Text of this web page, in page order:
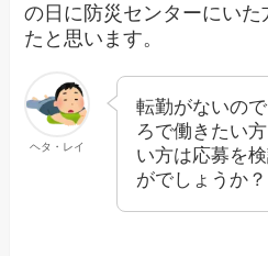
の日に防災センターにい
たと思います。
ヘタ・レイ
転勤がないの
ろで働きたい
い方は応募を
がでしょうか？